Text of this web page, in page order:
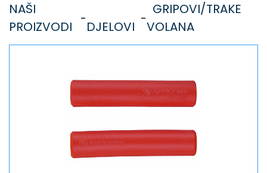
NAŠI
PROIZVODI
DJELOVI
GRIPOVI/TRAKE
VOLANA